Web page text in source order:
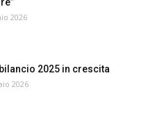
2026
2025 in crescita
2026